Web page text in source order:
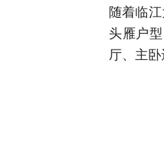
随着临
头雁户
厅、主